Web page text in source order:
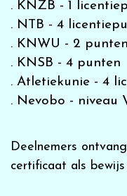
. KNZB - 1
. NTB - 4
. KNWU - 2 punten
. KNSB - 4 punten
. Atletiekunie - 4
. Nevobo - niveau
Deelnemers
certificaat als